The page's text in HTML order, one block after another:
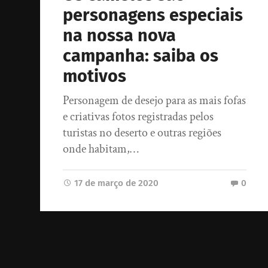
personagens especiais
na nossa nova
campanha: saiba os
motivos
Personagem de desejo para as mais fofas
e criativas fotos registradas pelos
turistas no deserto e outras regiões
onde habitam,…
17 de março de 2020 0